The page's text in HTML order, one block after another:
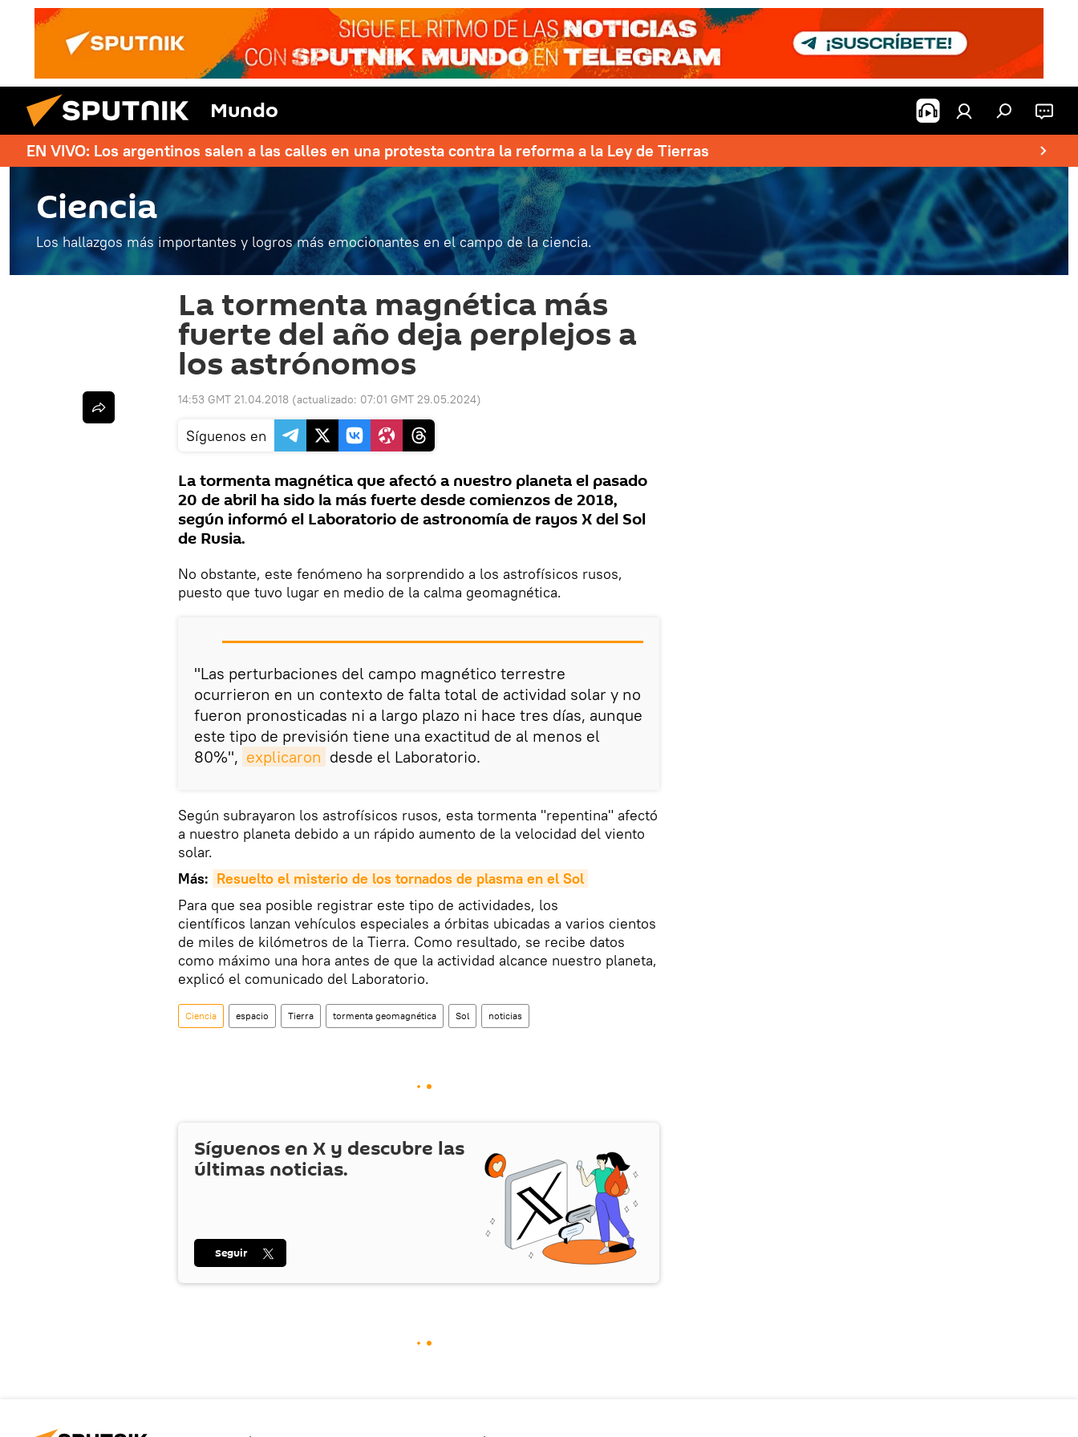
Mundo
EN VIVO: Los argentinos salen a las calles en una protesta contra la reforma a la Ley de Tierras
Ciencia
Los hallazgos más importantes y logros más emocionantes en el campo de la ciencia.
La tormenta magnética más
fuerte del año deja perplejos a
los astrónomos
14:53 GMT 21.04.2018 (actualizado: 07:01 GMT 29.05.2024)
Síguenos en
La tormenta magnética que afectó a nuestro planeta el pasado
20 de abril ha sido la más fuerte desde comienzos de 2018,
según informó el Laboratorio de astronomía de rayos X del Sol
de Rusia.
No obstante, este fenómeno ha sorprendido a los astrofísicos rusos,
puesto que tuvo lugar en medio de la calma geomagnética.
"Las perturbaciones del campo magnético terrestre
ocurrieron en un contexto de falta total de actividad solar y no
fueron pronosticadas ni a largo plazo ni hace tres días, aunque
este tipo de previsión tiene una exactitud de al menos el
80%", explicaron desde el Laboratorio.
Según subrayaron los astrofísicos rusos, esta tormenta "repentina" afectó
a nuestro planeta debido a un rápido aumento de la velocidad del viento
solar.
Más: Resuelto el misterio de los tornados de plasma en el Sol
Para que sea posible registrar este tipo de actividades, los
científicos lanzan vehículos especiales a órbitas ubicadas a varios cientos
de miles de kilómetros de la Tierra. Como resultado, se recibe datos
como máximo una hora antes de que la actividad alcance nuestro planeta,
explicó el comunicado del Laboratorio.
Ciencia espacio Tierra tormenta geomagnética Sol noticias
Síguenos en X y descubre las
últimas noticias.
Seguir